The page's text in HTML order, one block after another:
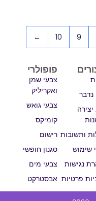
9
10
←
נדבר
יצירה
ותשובות
שימוש
נגישות
פרטיות
פופולרי
צבעי שמן
ואקריליק
צבעי גואש
קומיקס
רישום
סגנון חופשי
צבעי מים
אבסטרקט